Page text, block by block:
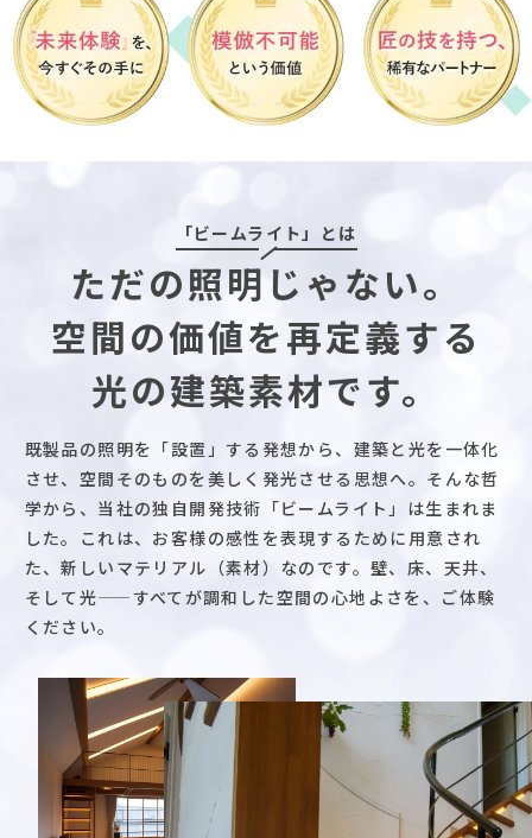
「ビームライト」とは
ただの照明じゃない。
空間の価値を再定義する
光の建築素材です。
既製品の照明を「設置」する発想から、建築と光を一体化
させ、空間そのものを美しく発光させる思想へ。そんな哲
学から、当社の独自開発技術「ビームライト」は生まれま
した。これは、お客様の感性を表現するために用意され
た、新しいマテリアル（素材）なのです。壁、床、天井、
そして光――すべてが調和した空間の心地よさを、ご体験
ください。